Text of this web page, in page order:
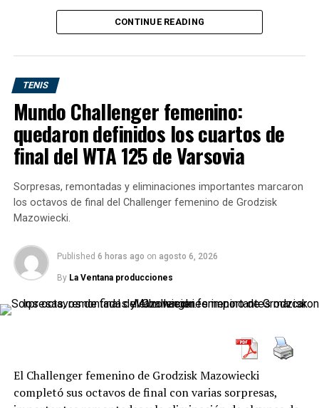
Michael Thompson ganó el 3M Open, donde el argentino
Emiliano Grillo tuvo una notable actuación
La fecha terminó con18 goles en seis encuentros
razón de tres tantos por partido. Se registraron dos
Resultados completos de la jornada
17
Partido
Resultado
ÍBV Vestmannaeyjar – Fram
1-2
ÍA Akranes – Víkingur Reykjavík
2-2
Valur – Stjarnan
Keflavík – KA Akureyri
FH Hafnarfjörður – KR Reykjavík
Goles
1-0, 27 minutos:
Sindri Snær Magnússon.
CONTINUE READING
TENIS
Mundo Challenger femenino:
quedaron definidos los cuartos de
final del WTA 125 de Varsovia
Sorpresas, remontadas y eliminaciones importantes marcaron
los octavos de final del Challenger femenino de Grodzisk
Mazowiecki.
Published 6 horas ago on agosto 6, 2026
By La Ventana producciones
El Challenger femenino de Grodzisk Mazowiecki
completó sus octavos de final con varias sorpresas,